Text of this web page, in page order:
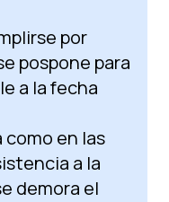
por
pospone para
a la fecha
como en las
a la
demora el